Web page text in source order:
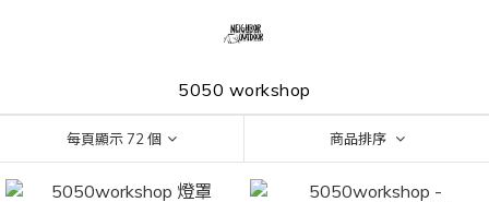
5050 workshop
每頁顯示 72 個 商品排序